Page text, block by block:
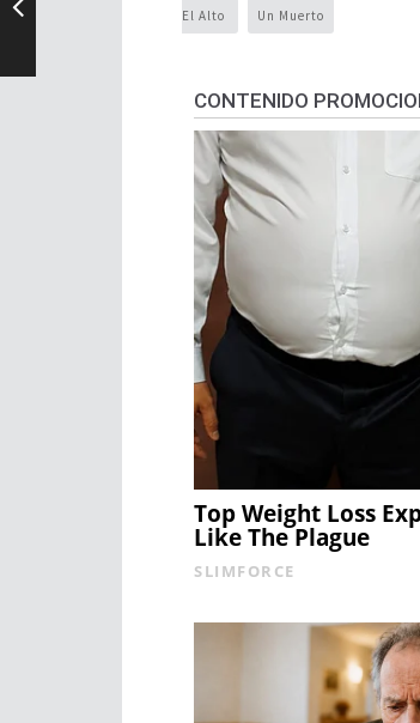
El Alto Un Muerto
CONTENIDO
Top Weight Loss
Like The Plague
SLIMFORCE